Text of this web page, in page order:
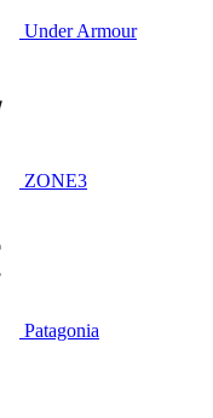
Under Armour
ZONE3
Patagonia